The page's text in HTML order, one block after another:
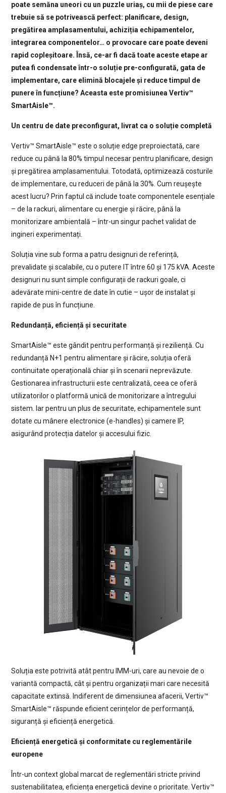
poate semăna uneori cu un puzzle uriaș, cu mii de piese care
trebuie să se potrivească perfect: planificare, design,
pregătirea amplasamentului, achiziția echipamentelor,
integrarea componentelor… o provocare care poate deveni
rapid copleșitoare. Însă, ce-ar fi dacă toate aceste etape ar
putea fi condensate într-o soluție pre-configurată, gata de
implementare, care elimină blocajele și reduce timpul de
punere în funcțiune? Aceasta este promisiunea Vertiv™
SmartAisle™.
Un centru de date preconfigurat, livrat ca o soluție completă
Vertiv™ SmartAisle™ este o soluție edge preproiectată, care
reduce cu până la 80% timpul necesar pentru planificare, design
și pregătirea amplasamentului. Totodată, optimizează costurile
de implementare, cu reduceri de până la 30%. Cum reușește
acest lucru? Prin faptul că include toate componentele esențiale
– de la rackuri, alimentare cu energie și răcire, până la
monitorizare ambientală – într-un singur pachet validat de
ingineri experimentați.
Soluția vine sub forma a patru designuri de referință,
prevalidate și scalabile, cu o putere IT între 60 și 175 kVA. Aceste
designuri nu sunt simple configurații de rackuri goale, ci
adevărate mini-centre de date în cutie – ușor de instalat și
rapide de pus în funcțiune.
Redundanță, eficiență și securitate
SmartAisle™ este gândit pentru performanță și reziliență. Cu
redundanță N+1 pentru alimentare și răcire, soluția oferă
continuitate operațională chiar și în scenarii neprevăzute.
Gestionarea infrastructurii este centralizată, ceea ce oferă
utilizatorilor o platformă unică de monitorizare a întregului
sistem. Iar pentru un plus de securitate, echipamentele sunt
dotate cu mânere electronice (e-handles) și camere IP,
asigurând protecția datelor și accesului fizic.
Soluția este potrivită atât pentru IMM-uri, care au nevoie de o
variantă compactă, cât și pentru organizații mari care necesită
capacitate extinsă. Indiferent de dimensiunea afacerii, Vertiv™
SmartAisle™ răspunde eficient cerințelor de performanță,
siguranță și eficiență energetică.
Eficiență energetică și conformitate cu reglementările
europene
Într-un context global marcat de reglementări stricte privind
sustenabilitatea, eficiența energetică devine o prioritate. Vertiv™